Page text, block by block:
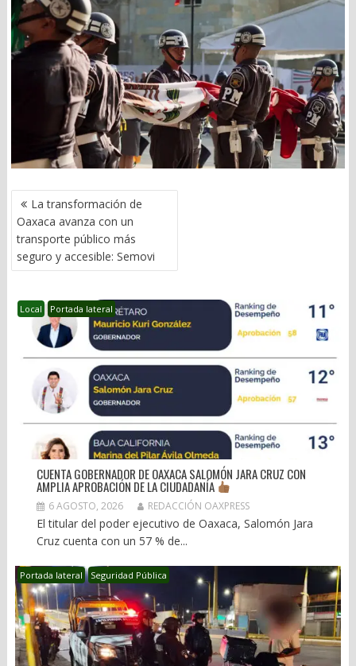
NAVEGACIÓN
DE
ENTRADAS
La transformación de
Oaxaca avanza con un
transporte público más
seguro y accesible: Semovi
Local Portada lateral
CUENTA GOBERNADOR DE OAXACA SALOMÓN JARA CRUZ CON
AMPLIA APROBACIÓN DE LA CIUDADANÍA
6 AGOSTO, 2026 REDACCIÓN OAXPRESS
El titular del poder ejecutivo de Oaxaca, Salomón Jara
Cruz cuenta con un 57 % de...
Portada lateral Seguridad Pública